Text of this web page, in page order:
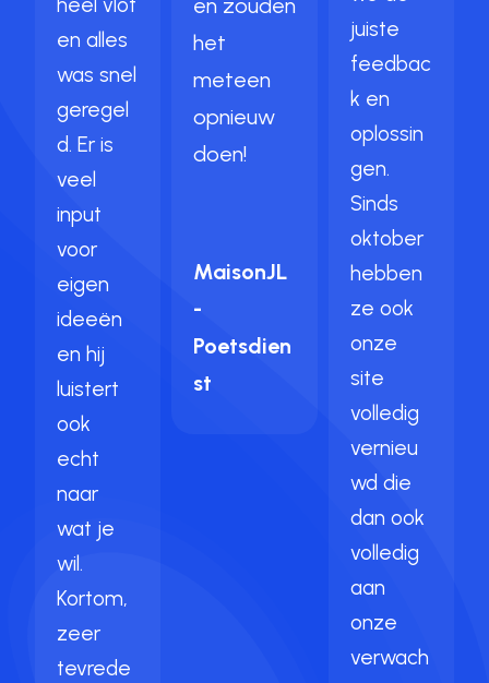
en alles
was snel
geregel
d. Er is
veel
input
voor
eigen
ideeën
en hij
luistert
ook
echt
naar
wat je
wil.
Kortom,
zeer
tevrede
en zouden
het
meteen
opnieuw
doen!
MaisonJL
-
Poetsdien
st
juiste
feedbac
k en
oplossin
gen.
Sinds
oktober
hebben
ze ook
onze
site
volledig
vernieu
wd die
dan ook
volledig
aan
onze
verwach